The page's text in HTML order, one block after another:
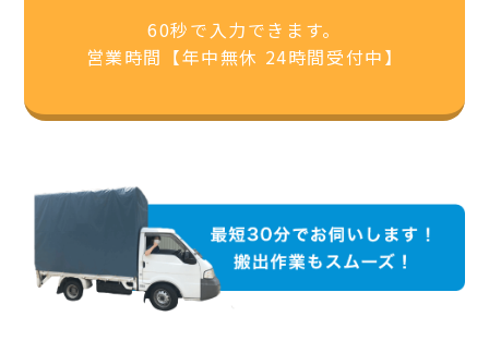
60秒で入力できます。
営業時間【年中無休 24時間受付中】